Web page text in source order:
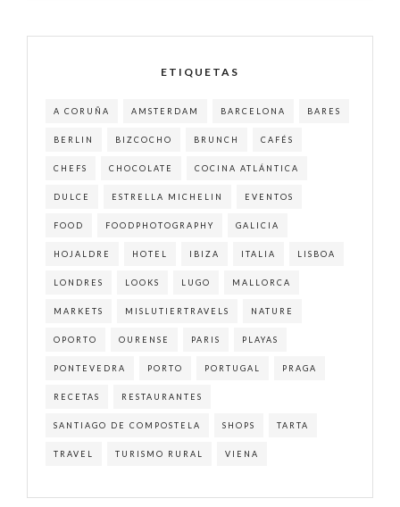
ETIQUETAS
A CORUÑA AMSTERDAM BARCELONA BARES
BERLIN BIZCOCHO BRUNCH CAFÉS
CHEFS CHOCOLATE COCINA ATLÁNTICA
DULCE ESTRELLA MICHELIN EVENTOS
FOOD FOODPHOTOGRAPHY GALICIA
HOJALDRE HOTEL IBIZA ITALIA LISBOA
LONDRES LOOKS LUGO MALLORCA
MARKETS MISLUTIERTRAVELS NATURE
OPORTO OURENSE PARIS PLAYAS
PONTEVEDRA PORTO PORTUGAL PRAGA
RECETAS RESTAURANTES
SANTIAGO DE COMPOSTELA SHOPS TARTA
TRAVEL TURISMO RURAL VIENA